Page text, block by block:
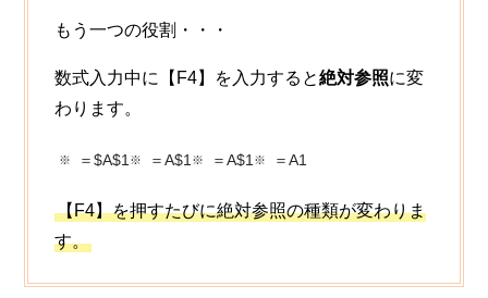
もう一つの役割・・・
数式入力中に【F4】を入力すると絶対参照に変
わります。
＝$A$1 ＝A$1 ＝A$1 ＝A1
【F4】を押すたびに絶対参照の種類が変わりま
す。